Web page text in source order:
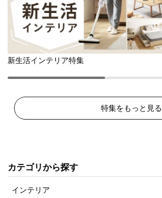
新生活インテリア特集
特集をもっと見る
カテゴリから探す
インテリア